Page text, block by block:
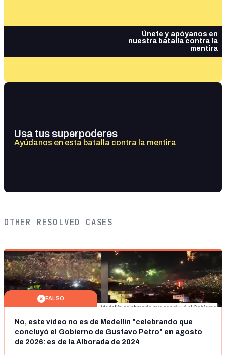
Únete y apóyanos en
nuestra batalla contra la
mentira
Usa tus superpoderes
Ayúdanos en esta batalla contra la mentira
OTHER RESOLVED CASES
FALSO
No, este vídeo no es de Medellín "celebrando que
concluyó el Gobierno de Gustavo Petro" en agosto
de 2026: es de la Alborada de 2024